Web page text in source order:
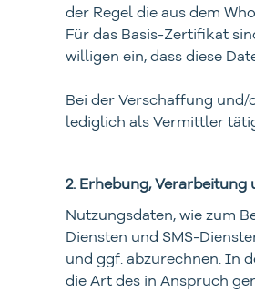
der Regel die aus dem
Für das Basis-Zertifikat
willigen ein, dass diese
Bei der Verschaffung
lediglich als Vermittler
2. Erhebung,
Nutzungsdaten, wie zum
Diensten und SMS-
und ggf. abzurechnen. In
die Art des in Anspruch